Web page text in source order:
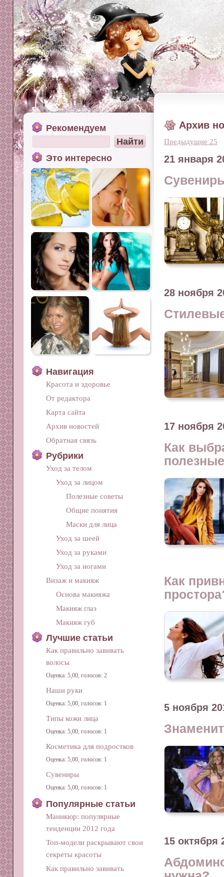
Архив
Предыдущие 25
21 января
28 ноября
17 ноября
Как
Как
5 ноября
15 октября
Рекомендуем
Это интересно
Навигация
Красота и здоровье
От редактора
Карта сайта
Архив новостей
Обратная связь
Рубрики
Уход за телом
Уход за лицом
Полезные советы
Общие понятия
Маски для лица
Уход за шеей
Уход за руками
Уход за ногами
Визаж и макияж
Основа макияжа
Макияж глаз
Макияж губ
Лучшие статьи
Как правильно завивать
волосы
Оценка: 5,00, голосов: 2
Наши руки
Оценка: 5,00, голосов: 1
Типы кожи лица
Оценка: 5,00, голосов: 1
Косметика для подростков
Оценка: 5,00, голосов: 1
Сувениры
Оценка: 5,00, голосов: 1
Популярные статьи
Маникюр: популярные
тенденции 2012 года
Топ-модели раскрывают свои
секреты красоты
Как правильно завивать